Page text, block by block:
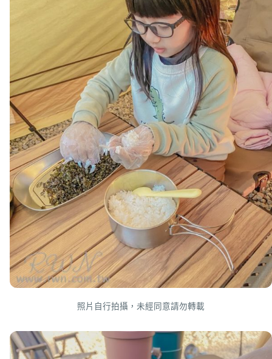
照片自行拍攝，未經同意請勿轉載